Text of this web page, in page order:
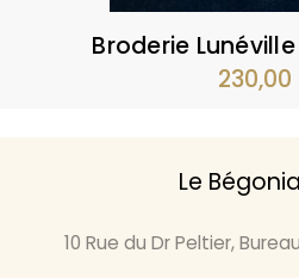
Broderie
230,00
Le
10 Rue du Dr Peltier,